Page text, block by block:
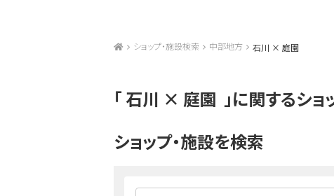
ショップ・施設検索 中部地方 石川 × 庭園
「 石川 × 庭園 」に関するショ
ショップ・施設を検索